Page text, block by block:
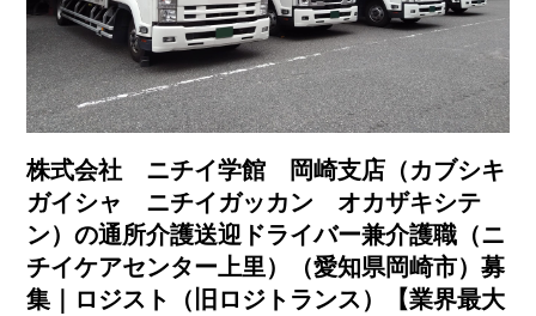
株式会社 ニチイ学館 岡崎支店（カブシキ
ガイシャ ニチイガッカン オカザキシテ
ン）の通所介護送迎ドライバー兼介護職（ニ
チイケアセンター上里）（愛知県岡崎市）募
集｜ロジスト（旧ロジトランス）【業界最大